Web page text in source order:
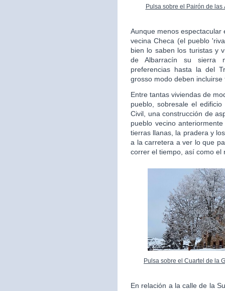
Pulsa sobre el Pairón de
Aunque menos espectacular
vecina Checa (el pueblo
bien lo saben los turistas y
de Albarracín su sierra
preferencias hasta la del
grosso modo deben
Entre tantas viviendas de
pueblo, sobresale el
Civil, una construcción de
pueblo vecino
tierras llanas, la pradera y
a la carretera a ver lo que
correr el tiempo, así como el
Pulsa sobre el Cuartel de la
En relación a la calle de la